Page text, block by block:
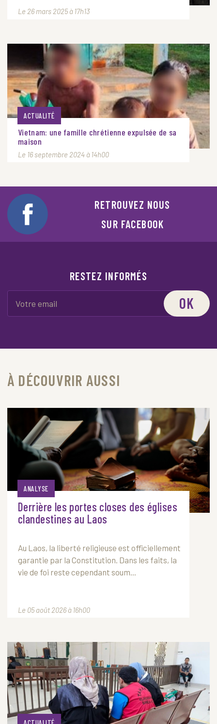
Le 26 mars 2025 à 17h13
ACTUALITÉ
Vietnam: une famille chrétienne expulsée de sa
maison
Le 16 septembre 2024 à 14h00
RETROUVEZ NOUS
SUR FACEBOOK
RESTEZ INFORMÉS
OK
À DÉCOUVRIR AUSSI
ANALYSE
Derrière les portes closes des églises
clandestines au Laos
Au Laos, la liberté religieuse est officiellement
garantie par la Constitution. Dans les faits, la
vie de foi reste cependant soum...
Le 05 août 2026 à 16h00